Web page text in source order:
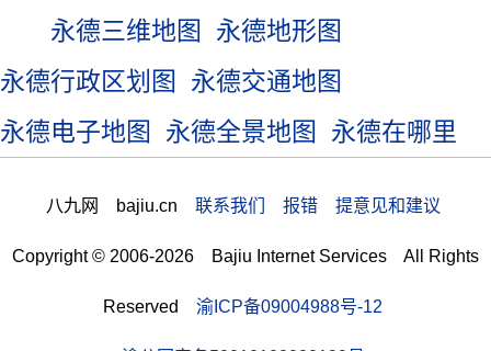
永德三维地图
永德地形图
永德行政区划图
永德交通地图
永德电子地图
永德全景地图 永德在哪里
八九网 bajiu.cn 联系我们 报错 提意见和建议
Copyright © 2006-2026 Bajiu Internet Services All Rights
Reserved 渝ICP备09004988号-12